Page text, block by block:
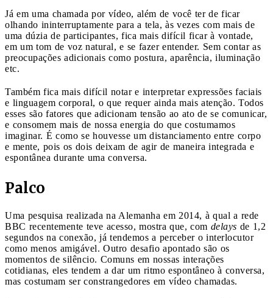
Já em uma chamada por vídeo, além de você ter de ficar
olhando ininterruptamente para a tela, às vezes com mais de
uma dúzia de participantes, fica mais difícil ficar à vontade,
em um tom de voz natural, e se fazer entender. Sem contar as
preocupações adicionais como postura, aparência, iluminação
etc.
Também fica mais difícil notar e interpretar expressões faciais
e linguagem corporal, o que requer ainda mais atenção. Todos
esses são fatores que adicionam tensão ao ato de se comunicar,
e consomem mais de nossa energia do que costumamos
imaginar. É como se houvesse um distanciamento entre corpo
e mente, pois os dois deixam de agir de maneira integrada e
espontânea durante uma conversa.
Palco
Uma pesquisa realizada na Alemanha em 2014, à qual a rede
BBC recentemente teve acesso, mostra que, com delays de 1,2
segundos na conexão, já tendemos a perceber o interlocutor
como menos amigável. Outro desafio apontado são os
momentos de silêncio. Comuns em nossas interações
cotidianas, eles tendem a dar um ritmo espontâneo à conversa,
mas costumam ser constrangedores em vídeo chamadas.